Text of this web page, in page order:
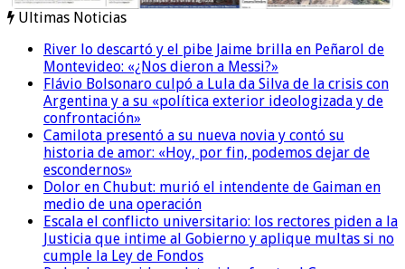
Ultimas Noticias
River lo descartó y el pibe Jaime brilla en Peñarol de
Montevideo: «¿Nos dieron a Messi?»
Flávio Bolsonaro culpó a Lula da Silva de la crisis con
Argentina y a su «política exterior ideologizada y de
confrontación»
Camilota presentó a su nueva novia y contó su
historia de amor: «Hoy, por fin, podemos dejar de
escondernos»
Dolor en Chubut: murió el intendente de Gaiman en
medio de una operación
Escala el conflicto universitario: los rectores piden a la
Justicia que intime al Gobierno y aplique multas si no
cumple la Ley de Fondos